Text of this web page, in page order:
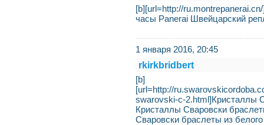
[b][url=http://
часы Panerai Швейцарский
1 января 2016, 20:45
rkirkbridbert
[b]
[url=http://
swarovski-c-2.html]Кристаллы
Кристаллы Сваровски
Сваровски браслеты из белого